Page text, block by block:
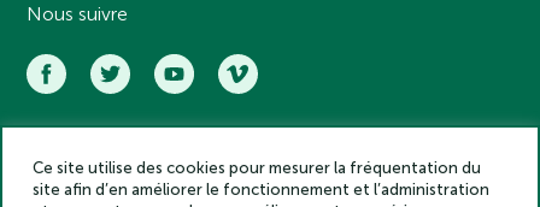
Nous suivre
Académie des inscriptions et belles lettres – Tous droits réservés
2025
Ce site utilise des cookies pour mesurer la fréquentation du
site afin d’en améliorer le fonctionnement et l’administration